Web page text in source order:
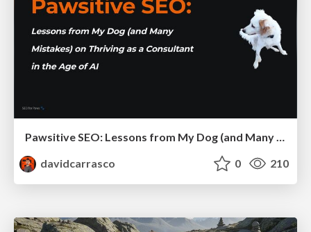
Pawsitive SEO: Lessons from My Dog (and Many Mistakes) on Thriving as a Consultant in the Age of AI
davidcarrasco
0 210